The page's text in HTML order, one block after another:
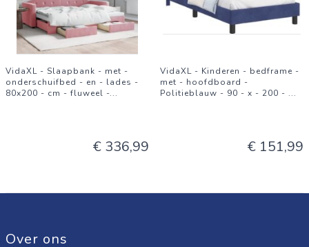
VidaXL - Slaapbank - met -
onderschuifbed - en - lades -
80x200 - cm - fluweel -...
€ 336,99
VidaXL - Kinderen - bedframe -
met - hoofdboard -
Politieblauw - 90 - x - 200 - ...
€ 151,99
Over ons